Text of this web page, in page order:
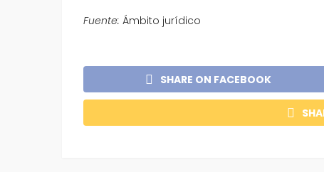
Fuente: Ámbito jurídico
SHARE ON FACEBOOK